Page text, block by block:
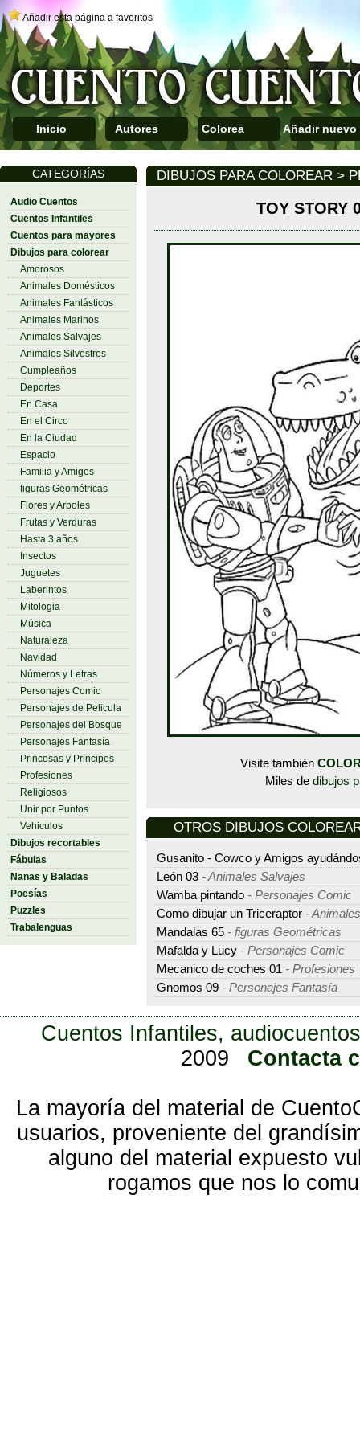
Añadir esta página a favoritos
Inicio Autores Colorea Añadir nuevo
CATEGORÍAS
Audio Cuentos
Cuentos Infantiles
Cuentos para mayores
Dibujos para colorear
Amorosos
Animales Domésticos
Animales Fantásticos
Animales Marinos
Animales Salvajes
Animales Silvestres
Cumpleaños
Deportes
En Casa
En el Circo
En la Ciudad
Espacio
Familia y Amigos
figuras Geométricas
Flores y Arboles
Frutas y Verduras
Hasta 3 años
Insectos
Juguetes
Laberintos
Mitologia
Música
Naturaleza
Navidad
Números y Letras
Personajes Comic
Personajes de Pelicula
Personajes del Bosque
Personajes Fantasía
Princesas y Principes
Profesiones
Religiosos
Unir por Puntos
Vehiculos
Dibujos recortables
Fábulas
Nanas y Baladas
Poesías
Puzzles
Trabalenguas
DIBUJOS PARA COLOREAR >
TOY STORY
Visite también
Miles de dibujos
OTROS DIBUJOS
Gusanito - Cowco y Amigos
León 03 - Animales Salvajes
Wamba pintando - Personajes Comic
Como dibujar un Triceraptor -
Mandalas 65 - figuras Geométricas
Mafalda y Lucy - Personajes Comic
Mecanico de coches 01 - Profesiones
Gnomos 09 - Personajes Fantasía
Cuentos Infantiles,
2009
Contacta
La mayoría del material de
usuarios, proveniente del
alguno del material expuesto
rogamos que nos lo